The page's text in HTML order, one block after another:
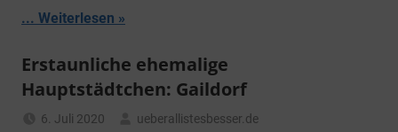
... Weiterlesen
Erstaunliche ehemalige
Hauptstädtchen: Gaildorf
6. Juli 2020
ueberallistesbesser.de